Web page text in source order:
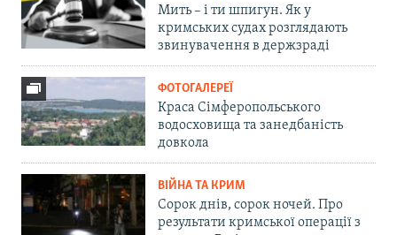
Мить – і ти шпигун. Як у
кримських судах розглядають
звинувачення в держзраді
ФОТОГАЛЕРЕЇ
Краса Сімферопольського
водосховища та занедбаність
довкола
ВІЙНА ТА КРИМ
Сорок днів, сорок ночей. Про
результати кримської операції з